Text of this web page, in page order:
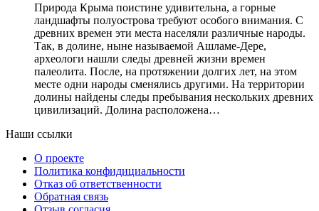
Природа Крыма поистине удивительна, а горные
ландшафты полуострова требуют особого внимания. С
древних времен эти места населяли различные народы.
Так, в долине, ныне называемой Ашламе-Дере,
археологи нашли следы древней жизни времен
палеолита. После, на протяжении долгих лет, на этом
месте одни народы сменялись другими. На территории
долины найдены следы пребывания нескольких древних
цивилизаций. Долина расположена…
Наши ссылки
О проекте
Политика конфидициальности
Отказ об ответственности
Обратная связь